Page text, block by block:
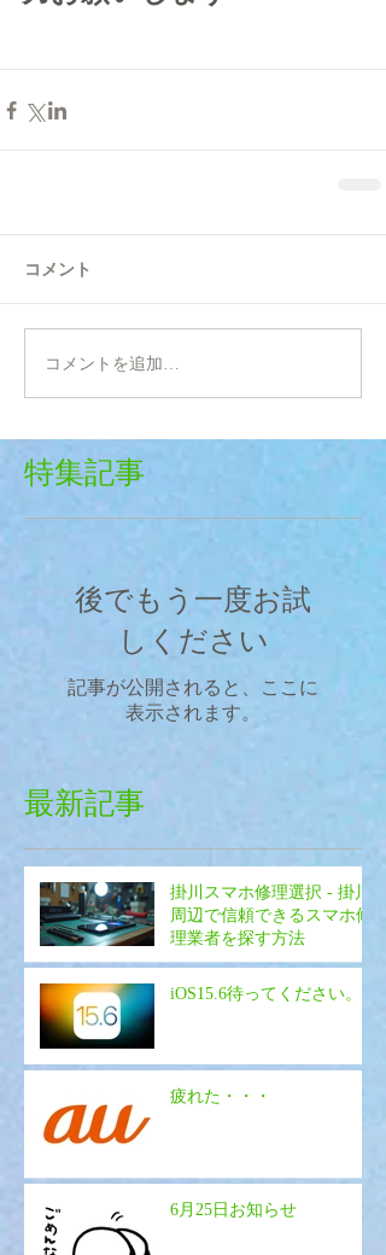
コメント
コメントを追加…
特集記事
後でもう一度お試
しください
記事が公開されると、ここに
表示されます。
最新記事
掛川スマホ修理選択 - 掛川
周辺で信頼できるスマホ修
理業者を探す方法
iOS15.6待ってください。
疲れた・・・
6月25日お知らせ